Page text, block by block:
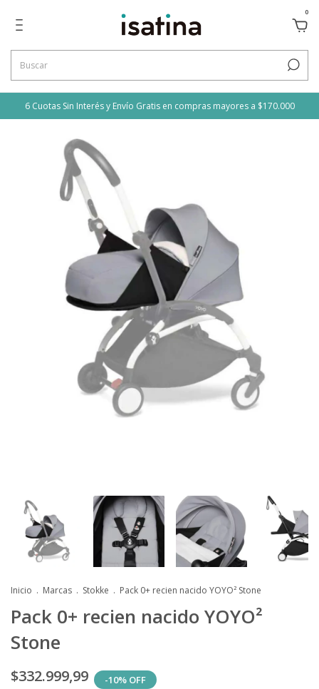
0
6 Cuotas Sin Interés y Envío Gratis en compras mayores a $170.000
Inicio . Marcas . Stokke . Pack 0+ recien nacido YOYO² Stone
Pack 0+ recien nacido YOYO²
Stone
$332.999,99 -10% OFF